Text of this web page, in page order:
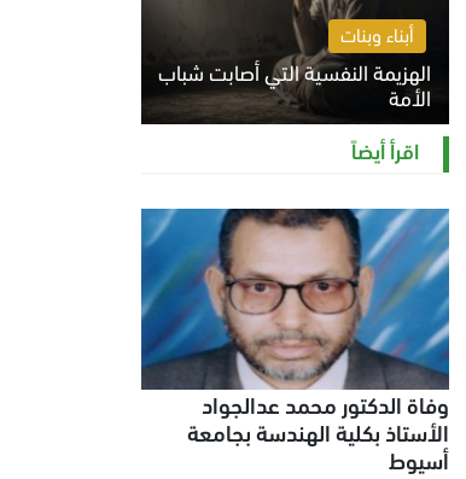
أبناء وبنات
الهزيمة النفسية التي أصابت شباب
الأمة
الخميس 6 أغسطس 2026 11:12 ص
اقرأ أيضاً
وفاة الدكتور محمد عدالجواد
الأستاذ بكلية الهندسة بجامعة
أسيوط